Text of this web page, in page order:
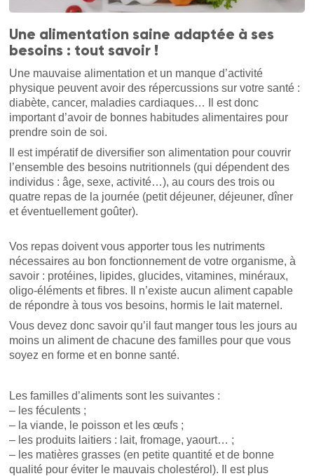
Une alimentation saine adaptée à ses
besoins : tout savoir !
Une mauvaise alimentation et un manque d’activité
physique peuvent avoir des répercussions sur votre santé :
diabète, cancer, maladies cardiaques… Il est donc
important d’avoir de bonnes habitudes alimentaires pour
prendre soin de soi.
Il est impératif de diversifier son alimentation pour couvrir
l’ensemble des besoins nutritionnels (qui dépendent des
individus : âge, sexe, activité…), au cours des trois ou
quatre repas de la journée (petit déjeuner, déjeuner, dîner
et éventuellement goûter).
Vos repas doivent vous apporter tous les nutriments
nécessaires au bon fonctionnement de votre organisme, à
savoir : protéines, lipides, glucides, vitamines, minéraux,
oligo-éléments et fibres. Il n’existe aucun aliment capable
de répondre à tous vos besoins, hormis le lait maternel.
Vous devez donc savoir qu’il faut manger tous les jours au
moins un aliment de chacune des familles pour que vous
soyez en forme et en bonne santé.
Les familles d’aliments sont les suivantes :
– les féculents ;
– la viande, le poisson et les œufs ;
– les produits laitiers : lait, fromage, yaourt… ;
– les matières grasses (en petite quantité et de bonne
qualité pour éviter le mauvais cholestérol). Il est plus